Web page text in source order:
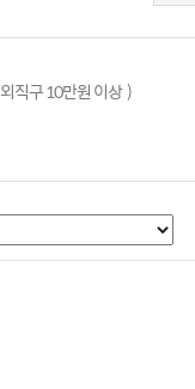
직구 10만원 이상 )